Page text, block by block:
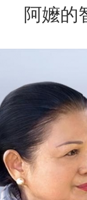
阿嬤的